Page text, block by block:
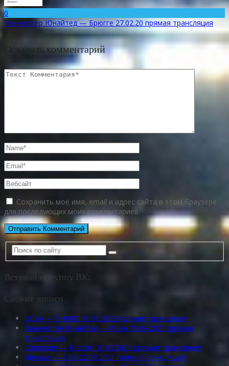
0
Манчестер Юнайтед — Брюгге 27.02.20 прямая трансляция
Оставить комментарий
Сохранить моё имя, email и адрес сайта в этом браузере
для последующих моих комментариев.
Вступай в группу ВК:
Свежие записи
ЦСКА — УНИКС 10.06.2021 прямая трансляция
Манчестер Юнайтед — Рома 29.04.2021 прямая
трансляция
Словакия — Россия 30.03.2021 прямая трансляция
Динамо — СКА 22.03.2021 прямая трансляция